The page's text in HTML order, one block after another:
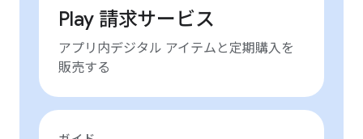
Play 請求サービス
アプリ内デジタル アイテムと定期購入を
販売する